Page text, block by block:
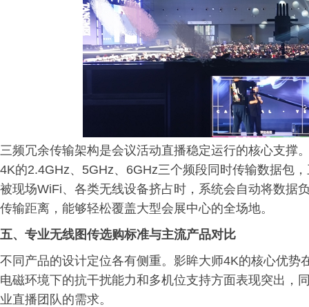
三频冗余传输架构是会议活动直播稳定运行的核心支撑
4K的2.4GHz、5GHz、6GHz三个频段同时传输数据包
被现场WiFi、各类无线设备挤占时，系统会自动将数据
传输距离，能够轻松覆盖大型会展中心的全场地。
五、专业无线图传选购标准与主流产品对比
不同产品的设计定位各有侧重。影眸大师4K的核心优
电磁环境下的抗干扰能力和多机位支持方面表现突出，
业直播团队的需求。